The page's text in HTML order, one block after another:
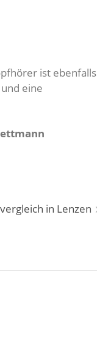
ist ebenfalls
eine
in Lenzen